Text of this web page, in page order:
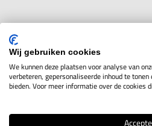
Wij gebruiken cookies
We kunnen deze plaatsen voor analyse van
verbeteren, gepersonaliseerde inhoud te
bieden. Voor meer informatie over de cookies